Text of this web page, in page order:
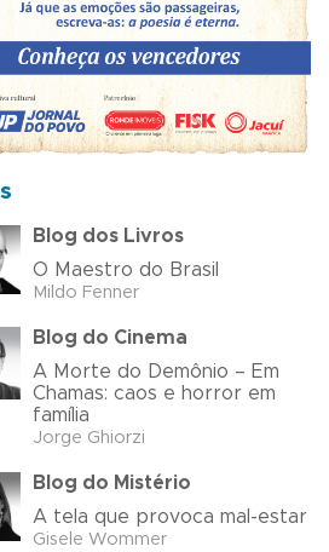
Blog dos Livros
O Maestro do Brasil
Mildo Fenner
Blog do Cinema
A Morte do Demônio – Em
Chamas: caos e horror em
família
Jorge Ghiorzi
Blog do Mistério
A tela que provoca mal-estar
Gisele Wommer